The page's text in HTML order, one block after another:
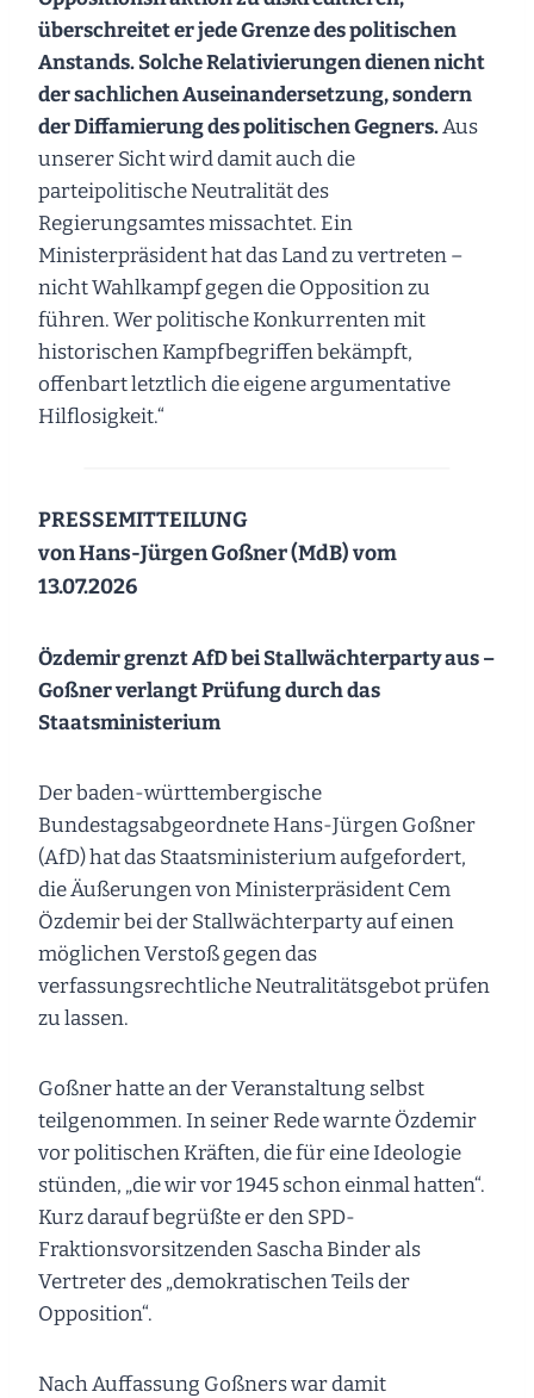
überschreitet er jede Grenze des politischen
Anstands. Solche Relativierungen dienen nicht
der sachlichen Auseinandersetzung, sondern
der Diffamierung des politischen Gegners.Aus
unserer Sicht wird damit auch die
parteipolitische Neutralität des
Regierungsamtes missachtet. Ein
Ministerpräsident hat das Land zu vertreten –
nicht Wahlkampf gegen die Opposition zu
führen. Wer politische Konkurrenten mit
historischen Kampfbegriffen bekämpft,
offenbart letztlich die eigene argumentative
Hilflosigkeit.“
PRESSEMITTEILUNG
von Hans-Jürgen Goßner (MdB) vom
13.07.2026
Özdemir grenzt AfD bei Stallwächterparty aus –
Goßner verlangt Prüfung durch das
Staatsministerium
Der baden-württembergische
Bundestagsabgeordnete Hans-Jürgen Goßner
(AfD) hat das Staatsministerium aufgefordert,
die Äußerungen von Ministerpräsident Cem
Özdemir bei der Stallwächterparty auf einen
möglichen Verstoß gegen das
verfassungsrechtliche Neutralitätsgebot prüfen
zu lassen.
Goßner hatte an der Veranstaltung selbst
teilgenommen. In seiner Rede warnte Özdemir
vor politischen Kräften, die für eine Ideologie
stünden, „die wir vor 1945 schon einmal hatten“.
Kurz darauf begrüßte er den SPD-
Fraktionsvorsitzenden Sascha Binder als
Vertreter des „demokratischen Teils der
Opposition“.
Nach Auffassung Goßners war damit